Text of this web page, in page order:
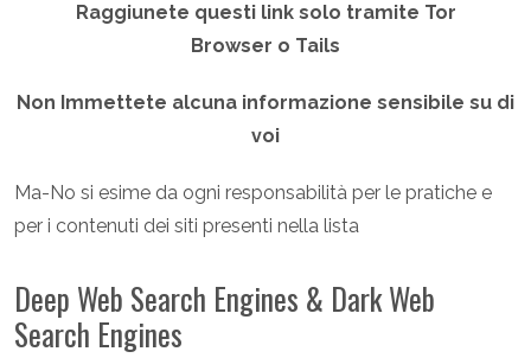
Raggiunete questi link solo tramite Tor
Browser o Tails
Non Immettete alcuna informazione sensibile su di
voi
Ma-No si esime da ogni responsabilità per le pratiche e
per i contenuti dei siti presenti nella lista
Deep Web Search Engines & Dark Web
Search Engines